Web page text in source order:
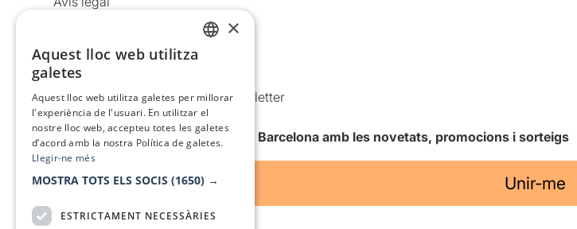
Política de cookies
Condicions d’ús
Comunicacions comercials i Newsletter
Anuncia’t
Vull rebre la newsletter de Teatre Barcelona amb les novetats, promocions i sorteigs
Unir-me
×
Aquest lloc web utilitza
galetes
Aquest lloc web utilitza galetes per millorar
l'experiència de l'usuari. En utilitzar el
nostre lloc web, accepteu totes les galetes
d’acord amb la nostra Política de galetes.
Llegir-ne més
MOSTRA TOTS ELS SOCIS (1650) →
ESTRICTAMENT NECESSÀRIES